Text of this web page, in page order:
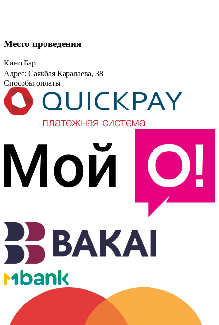
Место проведения
Кино Бар
Адрес: Саякбая Каралаева, 38
Способы оплаты